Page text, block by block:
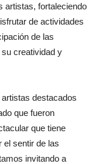
artistas, fortaleciendo
de actividades
de las
creatividad y
destacados
que fueron
que tiene
el sentir de las
invitando a